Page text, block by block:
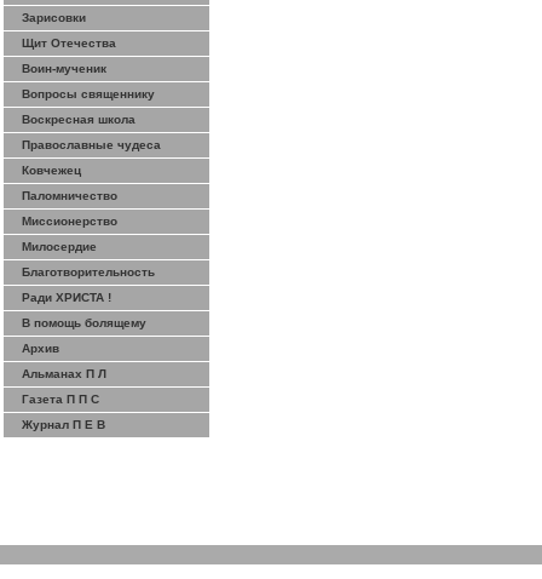
Зарисовки
Щит Отечества
Воин-мученик
Вопросы священнику
Воскресная школа
Православные чудеса
Ковчежец
Паломничество
Миссионерство
Милосердие
Благотворительность
Ради ХРИСТА !
В помощь болящему
Архив
Альманах П Л
Газета П П С
Журнал П Е В